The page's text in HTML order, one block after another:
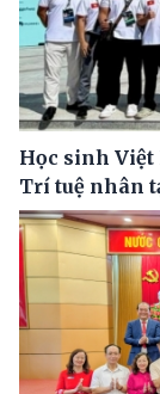
Học sinh Việt
Trí tuệ nhân